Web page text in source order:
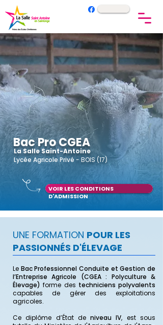
Bac Pro CGEA
VOIR LES CONDITIONS
D'ADMISSION
La Salle Saint-Antoine
LycéeAgricole Privé - BOIS (17)
UNE FORMATION POUR LES
PASSIONNÉS D'ÉLEVAGE
Le Bac Professionnel Conduite et Gestion de
l’Entreprise Agricole (CGEA : Polyculture &
Élevage) forme des techniciens polyvalents
capables de gérerdes exploitations
agricoles.
Ce diplôme d’État deniveau IV, est sous